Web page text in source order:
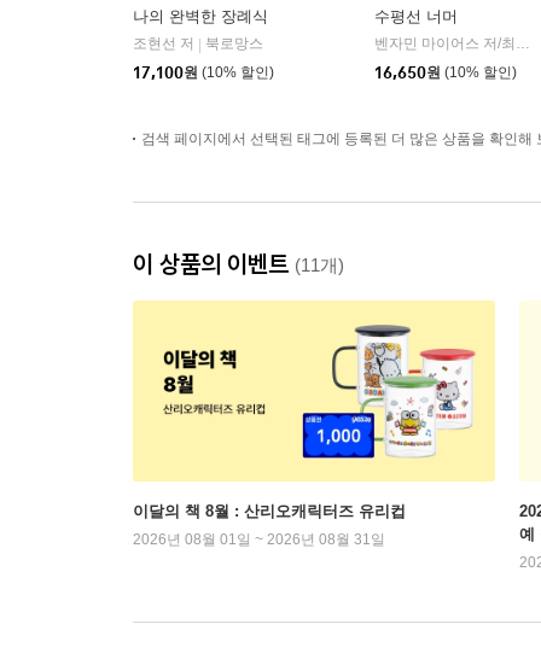
나의 완벽한 장례식
조현선 저
북로망스
17,100원 (10% 할인)
수평선 너머
벤자민 마이어스 저/최리외 역
16,650원 (10% 할인)
검색 페이지에서 선택된 태그에 등록된 더 많은 상품을 확인해
이 상품의 이벤트 (11개)
이달의 책 8월 : 산리오캐릭터즈 유리컵
2026년 08월 01일 ~ 2026년 08월 31일
예